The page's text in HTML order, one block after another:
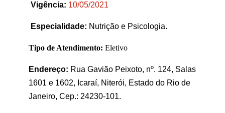
Vigência: 10/05/2021
Especialidade: Nutrição e Psicologia.
Tipo de Atendimento: Eletivo
Endereço: Rua Gavião Peixoto, nº. 124, Salas
1601 e 1602, Icaraí, Niterói, Estado do Rio de
Janeiro, Cep.: 24230-101.